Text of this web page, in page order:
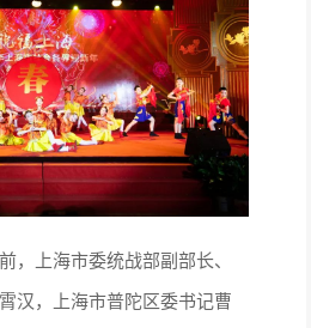
，上海市委统战部副部长、
汉，上海市普陀区委书记曹